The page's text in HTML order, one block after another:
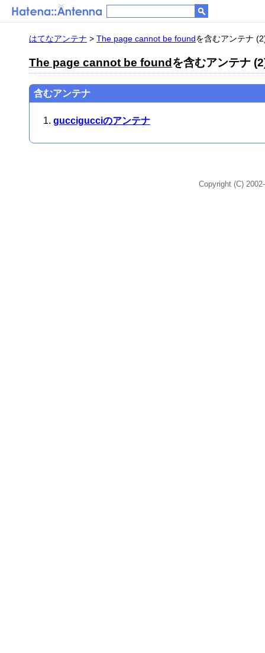
はてなアンテナ > The page cannot be foundを含むアンテナ
The page cannot be found を含むアンテナ
含むアンテナ
guccigucciのアンテナ
Copyright (C)